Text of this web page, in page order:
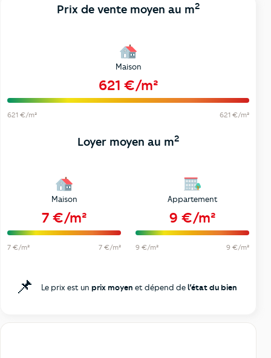
Prix de vente moyen au m2
Maison
621 €/m²
621 €/m² 621 €/m²
Loyer moyen au m2
Maison
7 €/m²
7 €/m² 7 €/m²
Appartement
9 €/m²
9 €/m² 9 €/m²
📌 Le prix est un prix moyen et dépend del’état du bien